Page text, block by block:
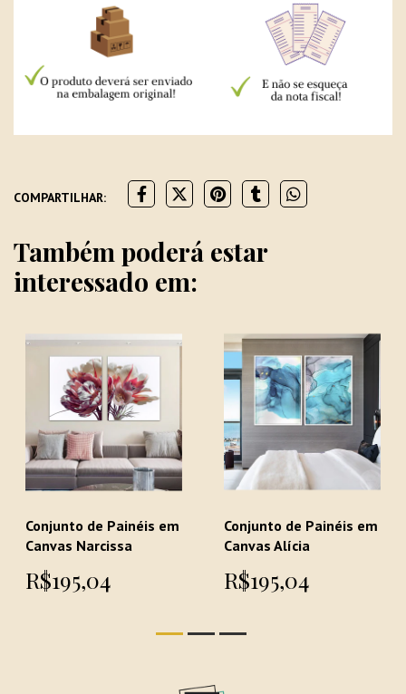
COMPARTILHAR:
Também poderá estar
interessado em:
Conjunto de Painéis em
Canvas Narcissa
R$195,04
Conjunto de Painéis em
Canvas Alícia
R$195,04